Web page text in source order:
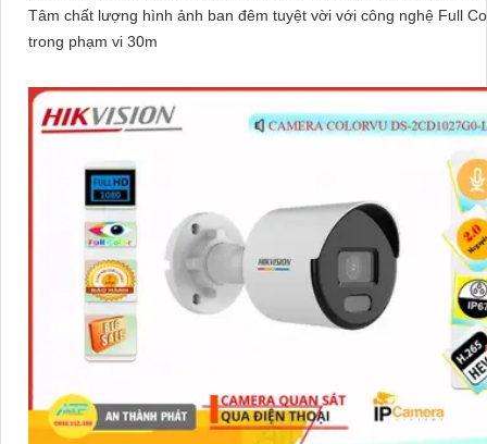
Tâm chất lượng hình ảnh ban đêm tuyệt vời với công nghệ Full Color
trong phạm vi 30m